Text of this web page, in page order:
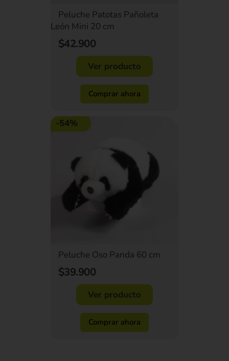
Peluche Patotas Pañoleta
León Mini 20 cm
$42.900
Ver producto
Comprar ahora
-54%
Peluche Oso Panda 60 cm
$39.900
Ver producto
Comprar ahora